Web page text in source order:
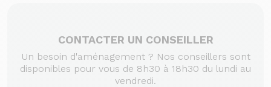
CONTACTER UN CONSEILLER
Un besoin d'aménagement ? Nos conseillers sont
disponibles pour vous de 8h30 à 18h30 du lundi au
vendredi.